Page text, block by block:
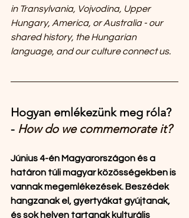
in Transylvania, Vojvodina, Upper
Hungary, America, or Australia - our
shared history, the Hungarian
language, and our culture connect us.
Hogyan emlékezünk meg róla?
- How do we commemorate it?
Június 4-én Magyarországon és a
határon túli magyar közösségekben is
vannak megemlékezések. Beszédek
hangzanak el, gyertyákat gyújtanak,
és sok helyen tartanak kulturális